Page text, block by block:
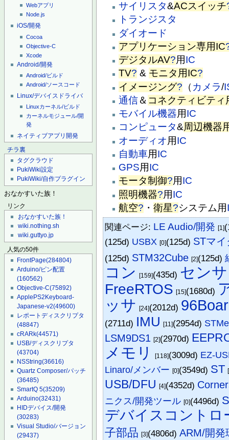
Webアプリ
Node.js
iOS/開発
Cocoa
Objective-C
Xcode
Android/開発
Android/ビルド
Android/ソースコード
Linux/デバイスドライバ
Linuxカーネル/ビルド
カーネルモジュール/開
発
ネイティブアプリ開発
チラ裏
タグクラウド
PukiWiki設定
PukiWiki/自作プラグイン
おなかすいた族！
リンク
おなかすいた族！
wiki.nothing.sh
wiki.guttyo.jp
人気の50件
FrontPage(284804)
Arduino/ピン配置
(160562)
Objective-C(75892)
ApplePS2Keyboard-
Japanese-v2(49600)
レポートディスクリプタ
(48847)
cRARk(44571)
USB/ディスクリプタ
(43704)
NSString(36616)
Quartz Composer/パッチ
(36485)
SmartQ 5(35209)
Arduino(32431)
HIDデバイス/開発
(30283)
Visual Studio/バージョン
(29437)
サイリスタ&ACスイッチ
トランジスタ
ダイオード
アプリケーション専用IC
デジタルAV?用IC
TV? & モニタ用IC?
イメージング? （ カメラ/
通信＆ コネクティビティ
モバイル機器用IC
コンピュータ&周辺機器
オーディオ用IC
自動車用IC
GPS用IC
モータ制御?用IC
照明機器?用IC
航空? ・衛星?システム用
関連ページ: LE Audio/開発 [1]
(125d) USBX [0](125d) STマ
(125d) STM32Cube [2](125d)
コン [159](435d) センサ
FreeRTOS [15](1680d)
ッサ [24](2012d)
(2711d) IMU [11](2954d)
LSM9DS1 [2](2970d)
メモリ [118](3009d) EZ-
Linaro/メンバー [0](3549d) ST
USB/DFU [4](4352d)
ニクス/開発ツール [0](4496d)
デバイスコントロ
子部品 [3](4806d)ARM/開発